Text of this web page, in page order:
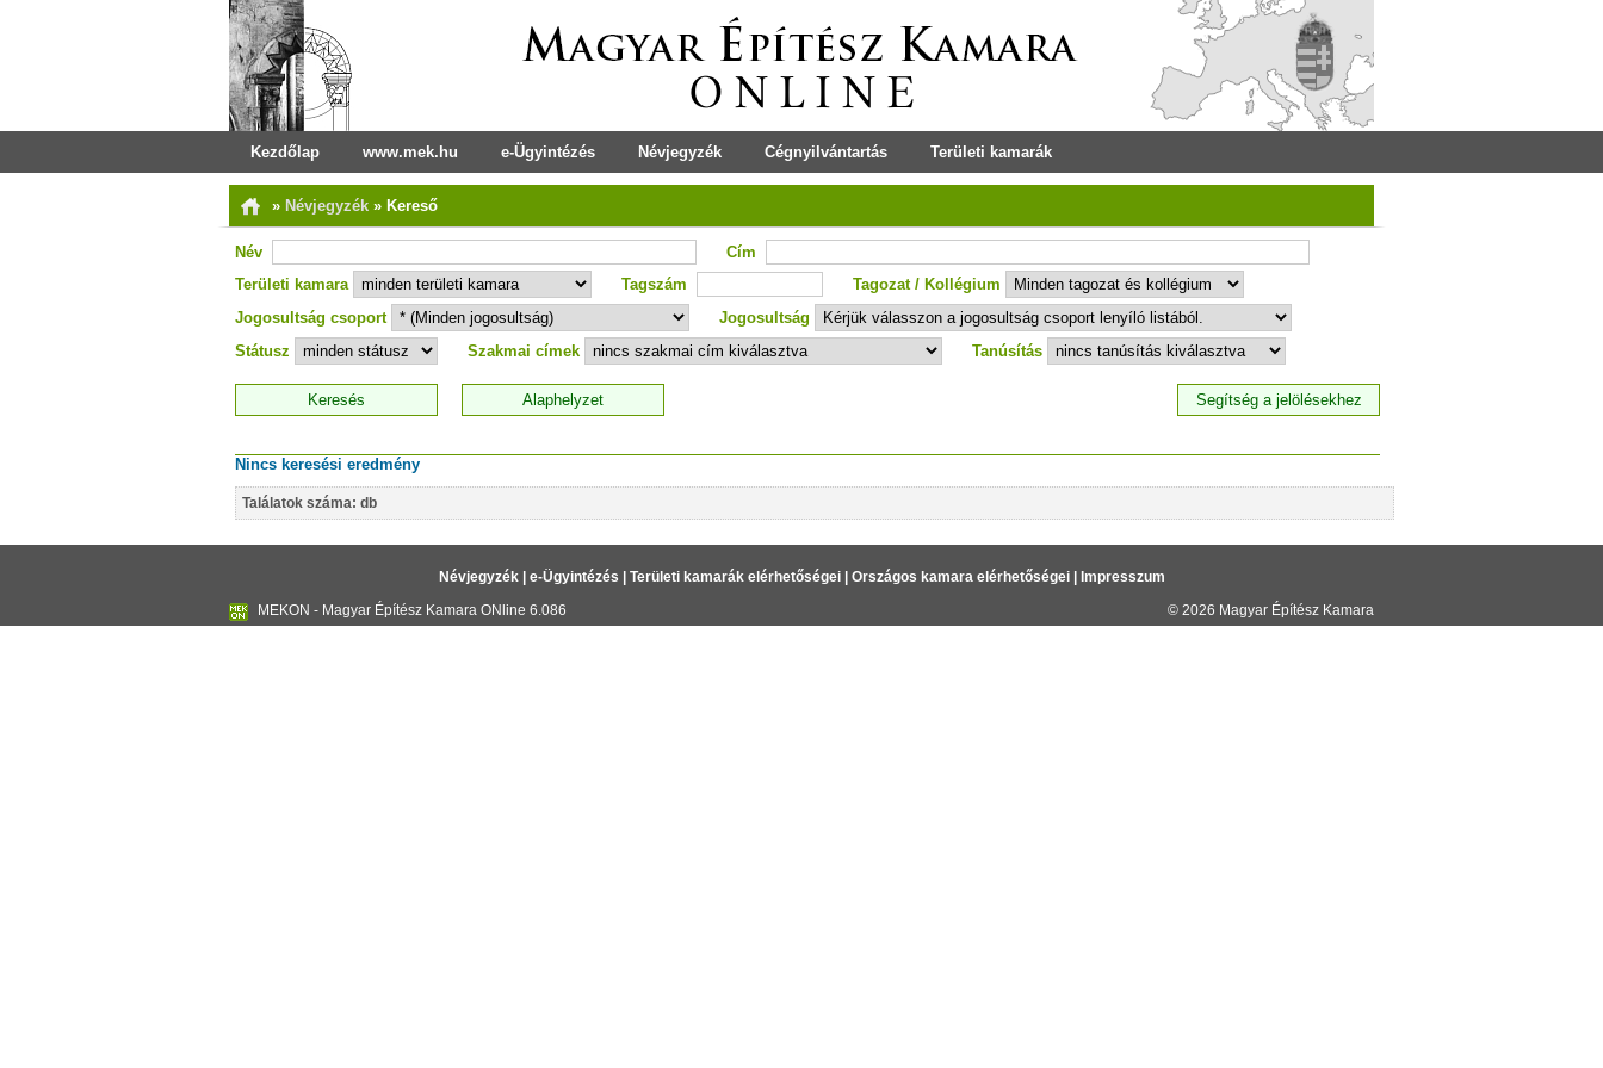
Kezdőlap www.mek.hu e-Ügyintézés Névjegyzék Cégnyilvántartás Területi kamarák
» Névjegyzék » Kereső
Név
Cím
Területi kamara
Tagszám
Tagozat / Kollégium
Jogosultság csoport
Jogosultság
Státusz
Szakmai címek Tanúsítás
Nincs keresési eredmény
Találatok száma: db
Névjegyzék| e-Ügyintézés Területi kamarák elérhetőségei| Országos kamara elérhetőségei|
Impresszum
MEKON - Magyar Építész Kamara ONline 6.086
© 2026 Magyar Építész Kamara